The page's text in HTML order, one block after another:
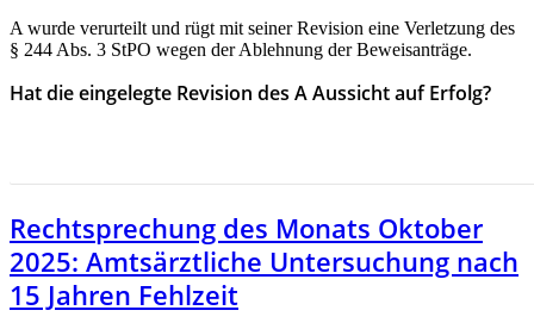
A wurde verurteilt und rügt mit seiner Revision eine Verletzung des
§ 244 Abs. 3 StPO wegen der Ablehnung der Beweisanträge.
Hat die eingelegte Revision des A Aussicht auf Erfolg?
Rechtsprechung des Monats Oktober
2025: Amtsärztliche Untersuchung nach
15 Jahren Fehlzeit